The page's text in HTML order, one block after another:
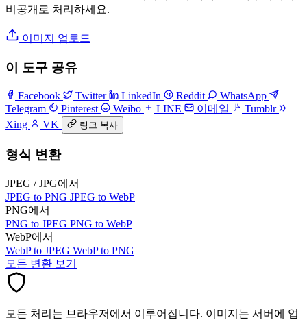
비공개로 처리하세요.
이미지 업로드
이 도구 공유
Facebook Twitter LinkedIn Reddit
WhatsApp
Telegram
Pinterest Weibo LINE 이메일
Tumblr
Xing
VK 링크 복사
형식 변환
JPEG / JPG에서
JPEG to PNG JPEG to WebP
PNG에서
PNG to JPEG PNG to WebP
WebP에서
WebP to JPEG WebP to PNG
모든 변환 보기
모든 처리는 브라우저에서 이루어집니다. 이미지는 서버에 업